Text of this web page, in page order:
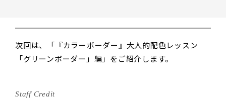
次回は、「『カラーボーダー』大人的配色レッスン
「グリーンボーダー」編」をご紹介します。
Staff Credit